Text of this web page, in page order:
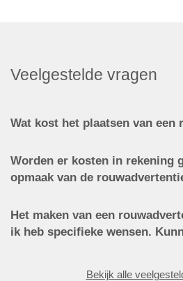
Veelgestelde vragen
Wat kost het plaatsen van een
Worden er kosten in rekening
opmaak van de
Het maken van een
ik heb specifieke wensen.
Bekijk alle